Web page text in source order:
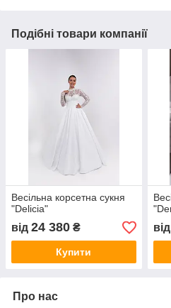
Подібні товари компанії
Весільна корсетна сукня
"Delicia"
від 24 380 ₴
Купити
від
Про нас